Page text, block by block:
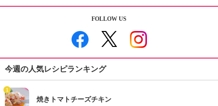
FOLLOW US
今週の人気レシピランキング
1
焼きトマトチーズチキン